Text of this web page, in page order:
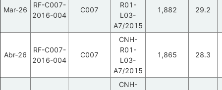
Mar‑26
RF-C007-
2016-004
C007
R01-
L03-
A7/2015
1,882 29.2
Abr‑26
RF-C007-
2016-004
C007
CNH-
R01-
L03-
A7/2015
1,865 28.3
CNH-